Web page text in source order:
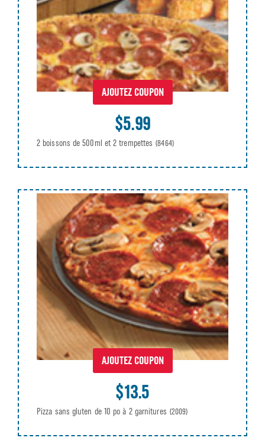
AJOUTEZ COUPON
$5.99
2 boissons de 500ml et 2 trempettes (8464)
AJOUTEZ COUPON
$13.5
Pizza sans gluten de 10 po à 2 garnitures (2009)